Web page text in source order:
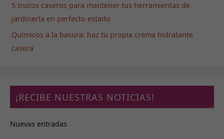
5 trucos caseros para mantener tus herramientas de
jardinería en perfecto estado
Químicos a la basura: haz tu propia crema hidratante
casera
¡RECIBE NUESTRAS NOTICIAS!
Nuevas entradas